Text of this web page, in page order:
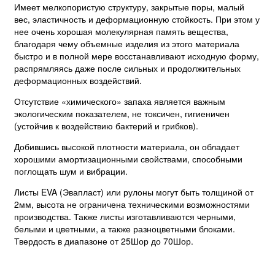
Имеет мелкопористую структуру, закрытые поры, малый
вес, эластичность и деформационную стойкость. При этом у
нее очень хорошая молекулярная память вещества,
благодаря чему объемные изделия из этого материала
быстро и в полной мере восстанавливают исходную форму,
распрямляясь даже после сильных и продолжительных
деформационных воздействий.
Отсутствие «химического» запаха является важным
экологическим показателем, не токсичен, гигиеничен
(устойчив к воздействию бактерий и грибков).
Добившись высокой плотности материала, он обладает
хорошими амортизационными свойствами, способными
поглощать шум и вибрации.
Листы EVA (Эвапласт) или рулоны могут быть толщиной от
2мм, высота не ограничена техническими возможностями
производства. Также листы изготавливаются черными,
белыми и цветными, а также разноцветными блоками.
Твердость в диапазоне от 25Шор до 70Шор.